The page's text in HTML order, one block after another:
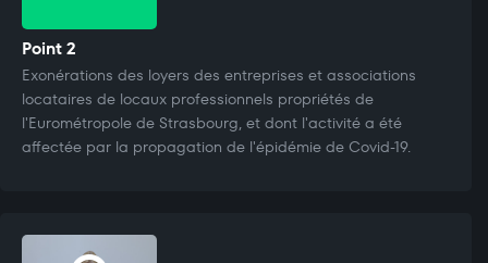
Point 2
Exonérations des loyers des entreprises et associations
locataires de locaux professionnels propriétés de
l'Eurométropole de Strasbourg, et dont l'activité a été
affectée par la propagation de l'épidémie de Covid-19.